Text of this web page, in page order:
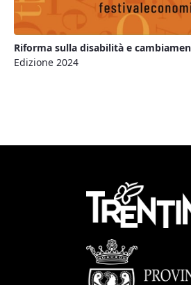
Riforma sulla disabilità e
Edizione 2024